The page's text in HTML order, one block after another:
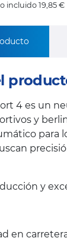
incluido 19,85 €
4 es un
y
para
y
en